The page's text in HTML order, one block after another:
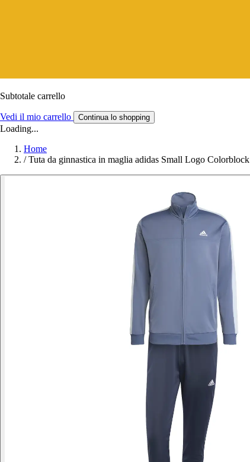
Subtotale carrello
Vedi il mio carrello Continua lo shopping
Loading...
Home
/ Tuta da ginnastica in maglia adidas Small Logo Colorblock